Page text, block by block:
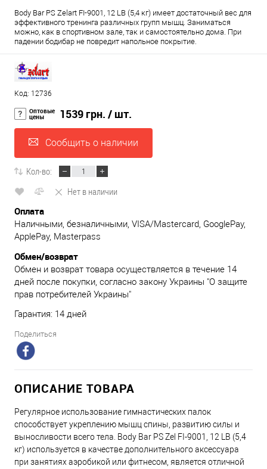
Body Bar PS Zelart FI-9001, 12 LB (5,4 кг) имеет достаточный вес для
эффективного тренинга различных групп мышц. Заниматься
можно, как в спортивном зале, так и самостоятельно дома. При
падении бодибар не повредит напольное покрытие.
Код: 12736
Оптовые
цены 1539 грн. / шт.
Сообщить о наличии
Кол-во:
Нет в наличии
Оплата
Наличными, безналичными, VISA/Mastercard, GooglePay,
ApplePay, Masterpass
Обмен/возврат
Обмен и возврат товара осуществляется в течение 14
дней после покупки, согласно закону Украины "О защите
прав потребителей Украины"
Гарантия: 14 дней
Поделиться
ОПИСАНИЕ ТОВАРА
Регулярное использование гимнастических палок
способствует укреплению мышц спины, развитию силы и
выносливости всего тела. Body Bar PS Zel FI-9001, 12 LB (5,4
кг) используется в качестве дополнительного аксессуара
при занятиях аэробикой или фитнесом, является отличной